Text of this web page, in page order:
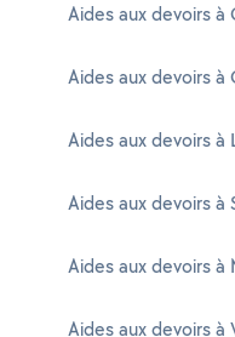
Aides aux devoirs à
Aides aux devoirs à
Aides aux devoirs à
Aides aux devoirs à
Aides aux devoirs à
Aides aux devoirs à